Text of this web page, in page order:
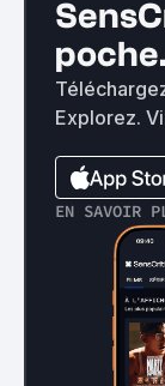
Explorez.
EN SAVOIR